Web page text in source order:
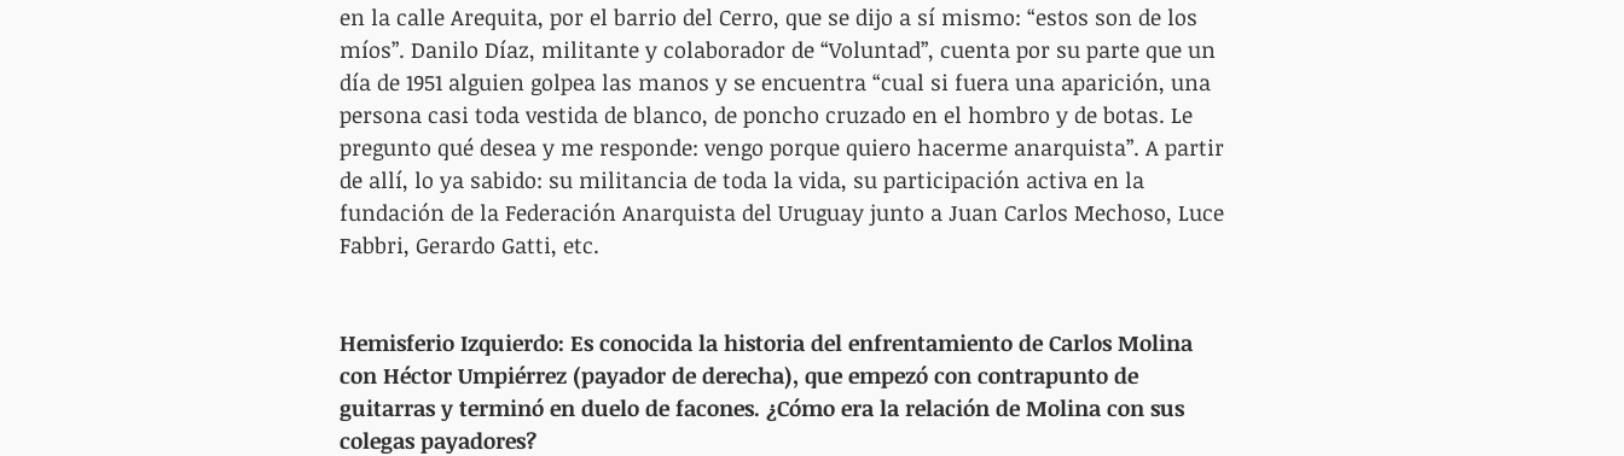
en la calle Arequita, por el barrio del Cerro, que se dijo a sí mismo: “estos son de los
míos”. Danilo Díaz, militante y colaborador de “Voluntad”, cuenta por su parte que un
día de 1951 alguien golpea las manos y se encuentra “cual si fuera una aparición, una
persona casi toda vestida de blanco, de poncho cruzado en el hombro y de botas. Le
pregunto qué desea y me responde: vengo porque quiero hacerme anarquista”. A partir
de allí, lo ya sabido: su militancia de toda la vida, su participación activa en la
fundación de la Federación Anarquista del Uruguay junto a Juan Carlos Mechoso, Luce
Fabbri, Gerardo Gatti, etc.
Hemisferio Izquierdo: Es conocida la historia del enfrentamiento de Carlos Molina
con Héctor Umpiérrez (payador de derecha), que empezó con contrapunto de
guitarras y terminó en duelo de facones. ¿Cómo era la relación de Molina con sus
colegas payadores?